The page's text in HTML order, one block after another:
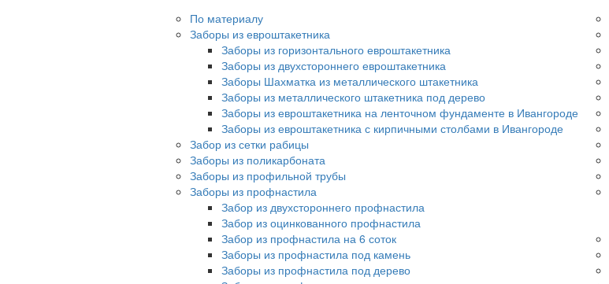
По материалу
Заборы из евроштакетника
Заборы из горизонтального евроштакетника
Заборы из двухстороннего евроштакетника
Заборы Шахматка из металлического штакетника
Заборы из металлического штакетника под дерево
Заборы из евроштакетника на ленточном фундаменте в Ивангороде
Заборы из евроштакетника с кирпичными столбами в Ивангороде
Забор из сетки рабицы
Заборы из поликарбоната
Заборы из профильной трубы
Заборы из профнастила
Забор из двухстороннего профнастила
Забор из оцинкованного профнастила
Забор из профнастила на 6 соток
Заборы из профнастила под камень
Заборы из профнастила под дерево